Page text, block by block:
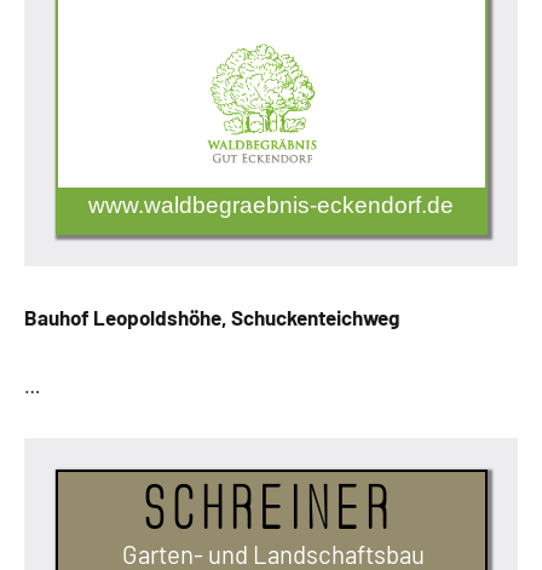
www.waldbegraebnis-eckendorf.de
Bauhof Leopoldshöhe, Schuckenteichweg
…
Schreiner
Garten- und Landschaftsbau